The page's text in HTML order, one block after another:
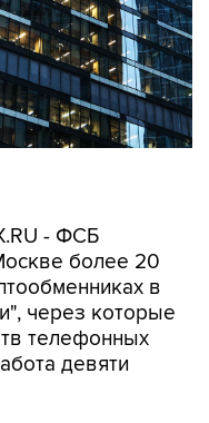
- ФСБ
более 20
в
через которые
телефонных
девяти